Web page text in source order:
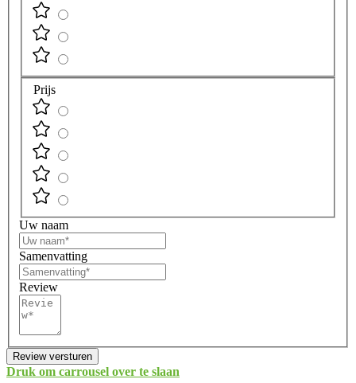
Prijs
Uw naam
Samenvatting
Review
Review versturen
Druk om carrousel over te slaan